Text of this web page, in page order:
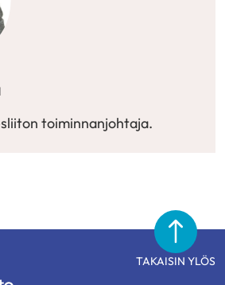
toiminnanjohtaja.
TAKAISIN YLÖS